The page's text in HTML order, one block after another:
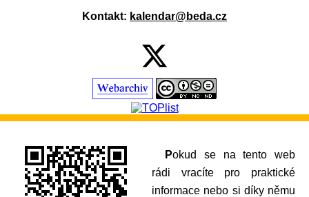
Kontakt: kalendar@beda.cz
Pokud se na tento web
rádi vracíte pro praktické
informace nebo si díky němu